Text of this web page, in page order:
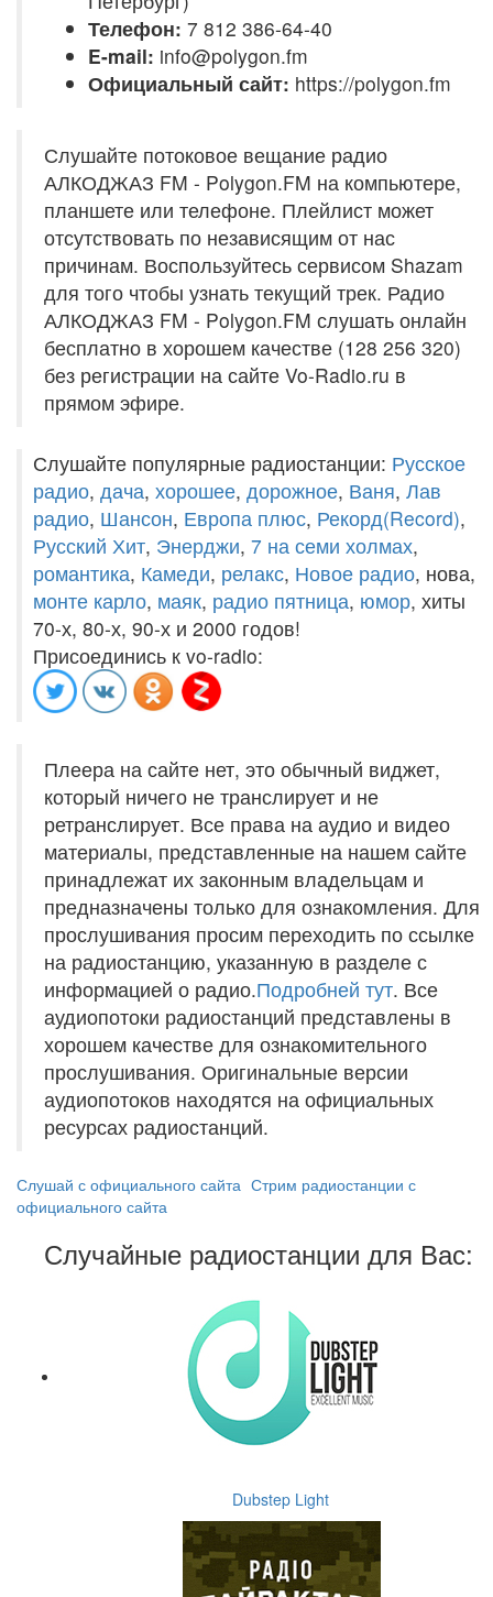
Телефон: 7 812 386-64-40
E-mail: info@polygon.fm
Официальный сайт: https://polygon.fm
Слушайте потоковое вещание радио
АЛКОДЖАЗ FM - Polygon.FM на компьютере,
планшете или телефоне. Плейлист может
отсутствовать по независящим от нас
причинам. Воспользуйтесь сервисом Shazam
для того чтобы узнать текущий трек. Радио
АЛКОДЖАЗ FM - Polygon.FM слушать онлайн
бесплатно в хорошем качестве (128 256 320)
без регистрации на сайте Vo-Radio.ru в
прямом эфире.
Слушайте популярные радиостанции: Русское
радио, дача, хорошее, дорожное, Ваня, Лав
радио, Шансон, Европа плюс, Рекорд(Record),
Русский Хит, Энерджи, 7 на семи холмах,
романтика, Камеди, релакс, Новое радио, нова,
монте карло, маяк, радио пятница, юмор, хиты
70-х, 80-х, 90-х и 2000 годов!
Присоединись к vo-radio:
Плеера на сайте нет, это обычный виджет,
который ничего не транслирует и не
ретранслирует. Все права на аудио и видео
материалы, представленные на нашем сайте
принадлежат их законным владельцам и
предназначены только для ознакомления. Для
прослушивания просим переходить по ссылке
на радиостанцию, указанную в разделе с
информацией о радио.Подробней тут. Все
аудиопотоки радиостанций представлены в
хорошем качестве для ознакомительного
прослушивания. Оригинальные версии
аудиопотоков находятся на официальных
ресурсах радиостанций.
Слушай с официального сайта Стрим радиостанции с
официального сайта
Случайные радиостанции для Вас:
Dubstep Light